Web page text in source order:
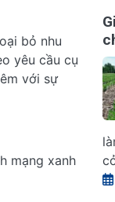
bỏ nhu
yêu cầu cụ
với sự
mạng xanh